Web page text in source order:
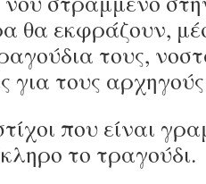
θα εκφράζουν,
τους,
για τους
που είναι
το τραγούδι.